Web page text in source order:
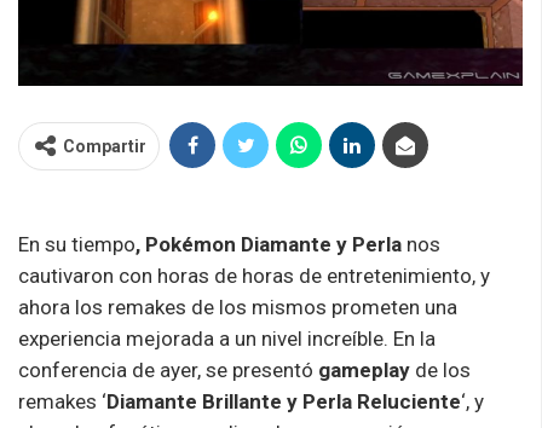
Compartir
En su tiempo, Pokémon Diamante y Perla nos
cautivaron con horas de horas de entretenimiento, y
ahora los remakes de los mismos prometen una
experiencia mejorada a un nivel increíble. En la
conferencia de ayer, se presentó gameplay de los
remakes ‘Diamante Brillante y Perla Reluciente‘, y